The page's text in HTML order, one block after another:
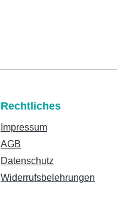
Rechtliches
Impressum
AGB
Datenschutz
Widerrufsbelehrungen